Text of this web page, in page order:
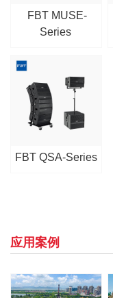
FBT MUSE-
Series
FBT QSA-Series
应用案例